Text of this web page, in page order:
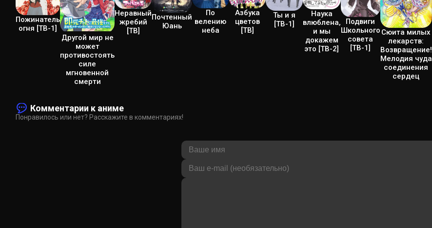
Пожинатель
огня [ТВ-1]
Другой мир не
может
противостоять
силе
мгновенной
смерти
Неравный
жребий
[ТВ]
Почтенный
Юань
По
велению
неба
Азбука
цветов
[ТВ]
Ты и я
[ТВ-1]
Наука
влюблена,
и мы
докажем
это [ТВ-2]
Подвиги
Школьного
совета
[ТВ-1]
Сюита милых
лекарств:
Возвращение!
Мелодия чуда
соединения
сердец
Комментарии к аниме
Понравилось или нет? Расскажите в комментариях!